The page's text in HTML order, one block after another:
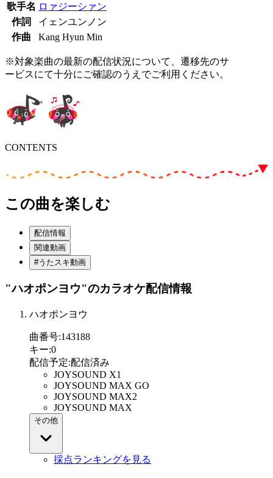
歌手名 ロァジーシァン
作詞
イェンユンノン
作曲
Kang Hyun Min
※対象楽曲の最新の配信状況について、遷移先のサ
ービスにて十分にご確認のうえでご利用ください。
CONTENTS
この曲を楽しむ
配信情報
関連動画
#うたスキ動画
"ハオポンヨウ"のカラオケ配信情報
ハオポンヨウ
曲番号:143188
キー:0
配信予定:配信済み
JOYSOUND X1
JOYSOUND MAX GO
JOYSOUND MAX2
JOYSOUND MAX
その他
採点ランキングを見る